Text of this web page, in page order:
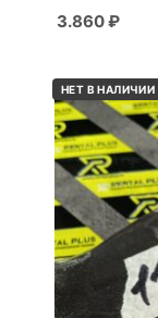
3.860₽
НЕТ В НАЛИЧИИ